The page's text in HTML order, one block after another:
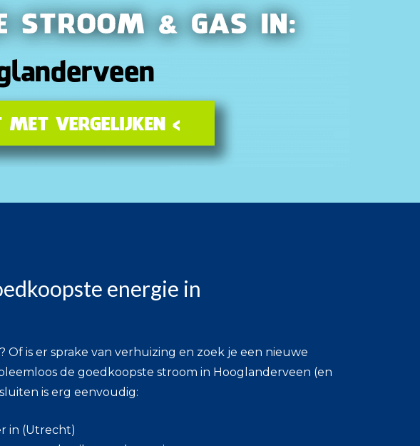
energie in
Of is er sprake van verhuizing en zoek je een nieuwe
de goedkoopste stroom in Hooglanderveen (en
is erg eenvoudig:
in (Utrecht)